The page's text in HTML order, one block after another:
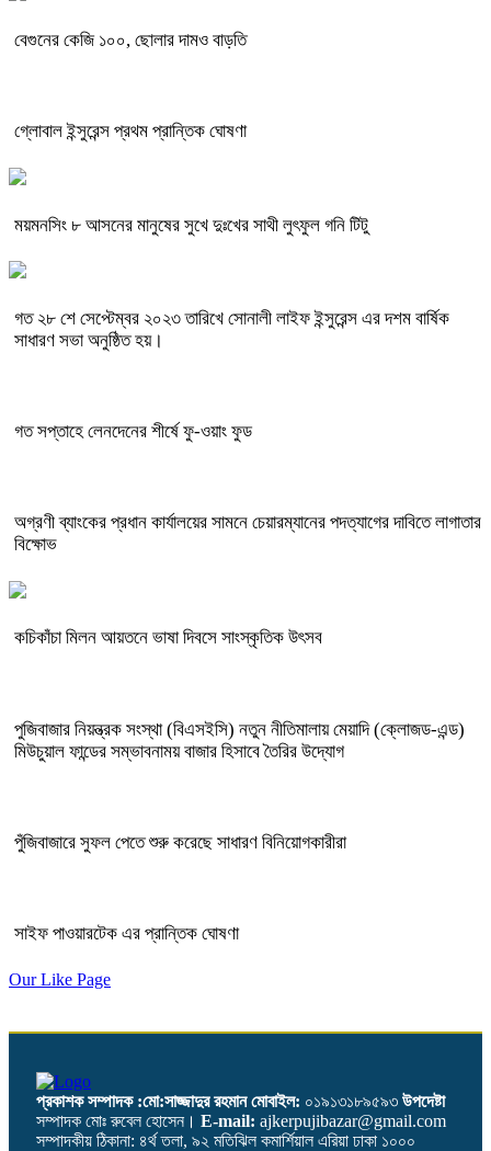
বেগুনের কেজি ১০০, ছোলার দামও বাড়তি
গ্লোবাল ইন্সুরেন্স প্রথম প্রান্তিক ঘোষণা
ময়মনসিং ৮ আসনের মানুষের সুখে দুঃখের সাথী লুৎফুল গনি টিটু
গত ২৮ শে সেপ্টেম্বর ২০২৩ তারিখে সোনালী লাইফ ইন্সুরেন্স এর দশম বার্ষিক
সাধারণ সভা অনুষ্ঠিত হয়।
গত সপ্তাহে লেনদেনের শীর্ষে ফু-ওয়াং ফুড
অগ্রণী ব্যাংকের প্রধান কার্যালয়ের সামনে চেয়ারম্যানের পদত্যাগের দাবিতে লাগাতার
বিক্ষোভ
কচিকাঁচা মিলন আয়তনে ভাষা দিবসে সাংস্কৃতিক উৎসব
পুজিবাজার নিয়ন্ত্রক সংস্থা (বিএসইসি) নতুন নীতিমালায় মেয়াদি (ক্লোজড-এন্ড)
মিউচুয়াল ফান্ডের সম্ভাবনাময় বাজার হিসাবে তৈরির উদ্যোগ
পুঁজিবাজারে সুফল পেতে শুরু করেছে সাধারণ বিনিয়োগকারীরা
সাইফ পাওয়ারটেক এর প্রান্তিক ঘোষণা
Our Like Page
প্রকাশক সম্পাদক :মো:সাজ্জাদুর রহমান মোবাইল: ০১৯১৩১৮৯৫৯৩ উপদেষ্টা
সম্পাদক মোঃ রুবেল হোসেন। E-mail: ajkerpujibazar@gmail.com
সম্পাদকীয় ঠিকানা: ৪র্থ তলা, ৯২ মতিঝিল কমার্শিয়াল এরিয়া ঢাকা ১০০০